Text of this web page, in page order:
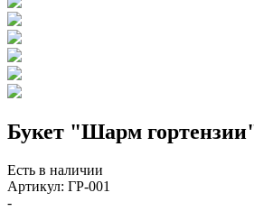
Букет "Шарм
Есть в наличии
Артикул: ГР-001
-